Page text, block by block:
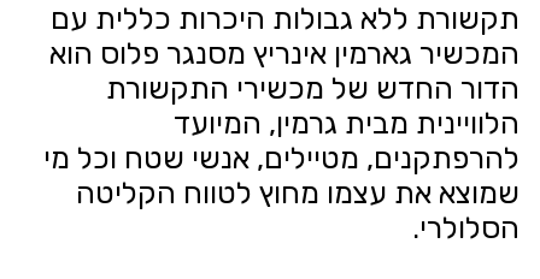
תקשורת ללא גבולות היכרות כללית עם
המכשיר גארמין אינריץ מסנגר פלוס הוא
הדור החדש של מכשירי התקשורת
הלוויינית מבית גרמין, המיועד
להרפתקנים, מטיילים, אנשי שטח וכל מי
שמוצא את עצמו מחוץ לטווח הקליטה
הסלולרי.